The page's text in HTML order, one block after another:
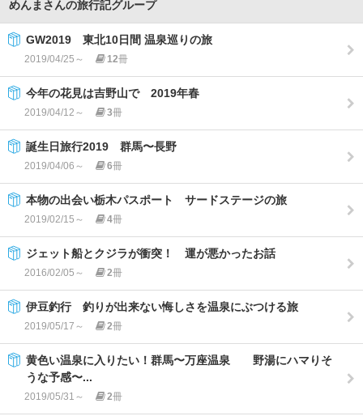
めんまさんの旅行記グループ
GW2019 東北10日間 温泉巡りの旅
2019/04/25～ 12冊
今年の花見は吉野山で 2019年春
2019/04/12～ 3冊
誕生日旅行2019 群馬〜長野
2019/04/06～ 6冊
本物の出会い栃木パスポート サードステージの旅
2019/02/15～ 4冊
ジェット船とクジラが衝突！ 運が悪かったお話
2016/02/05～ 2冊
伊豆釣行 釣りが出来ない悔しさを温泉にぶつける旅
2019/05/17～ 2冊
黄色い温泉に入りたい！群馬〜万座温泉 野湯にハマりそ
うな予感〜...
2019/05/31～ 2冊